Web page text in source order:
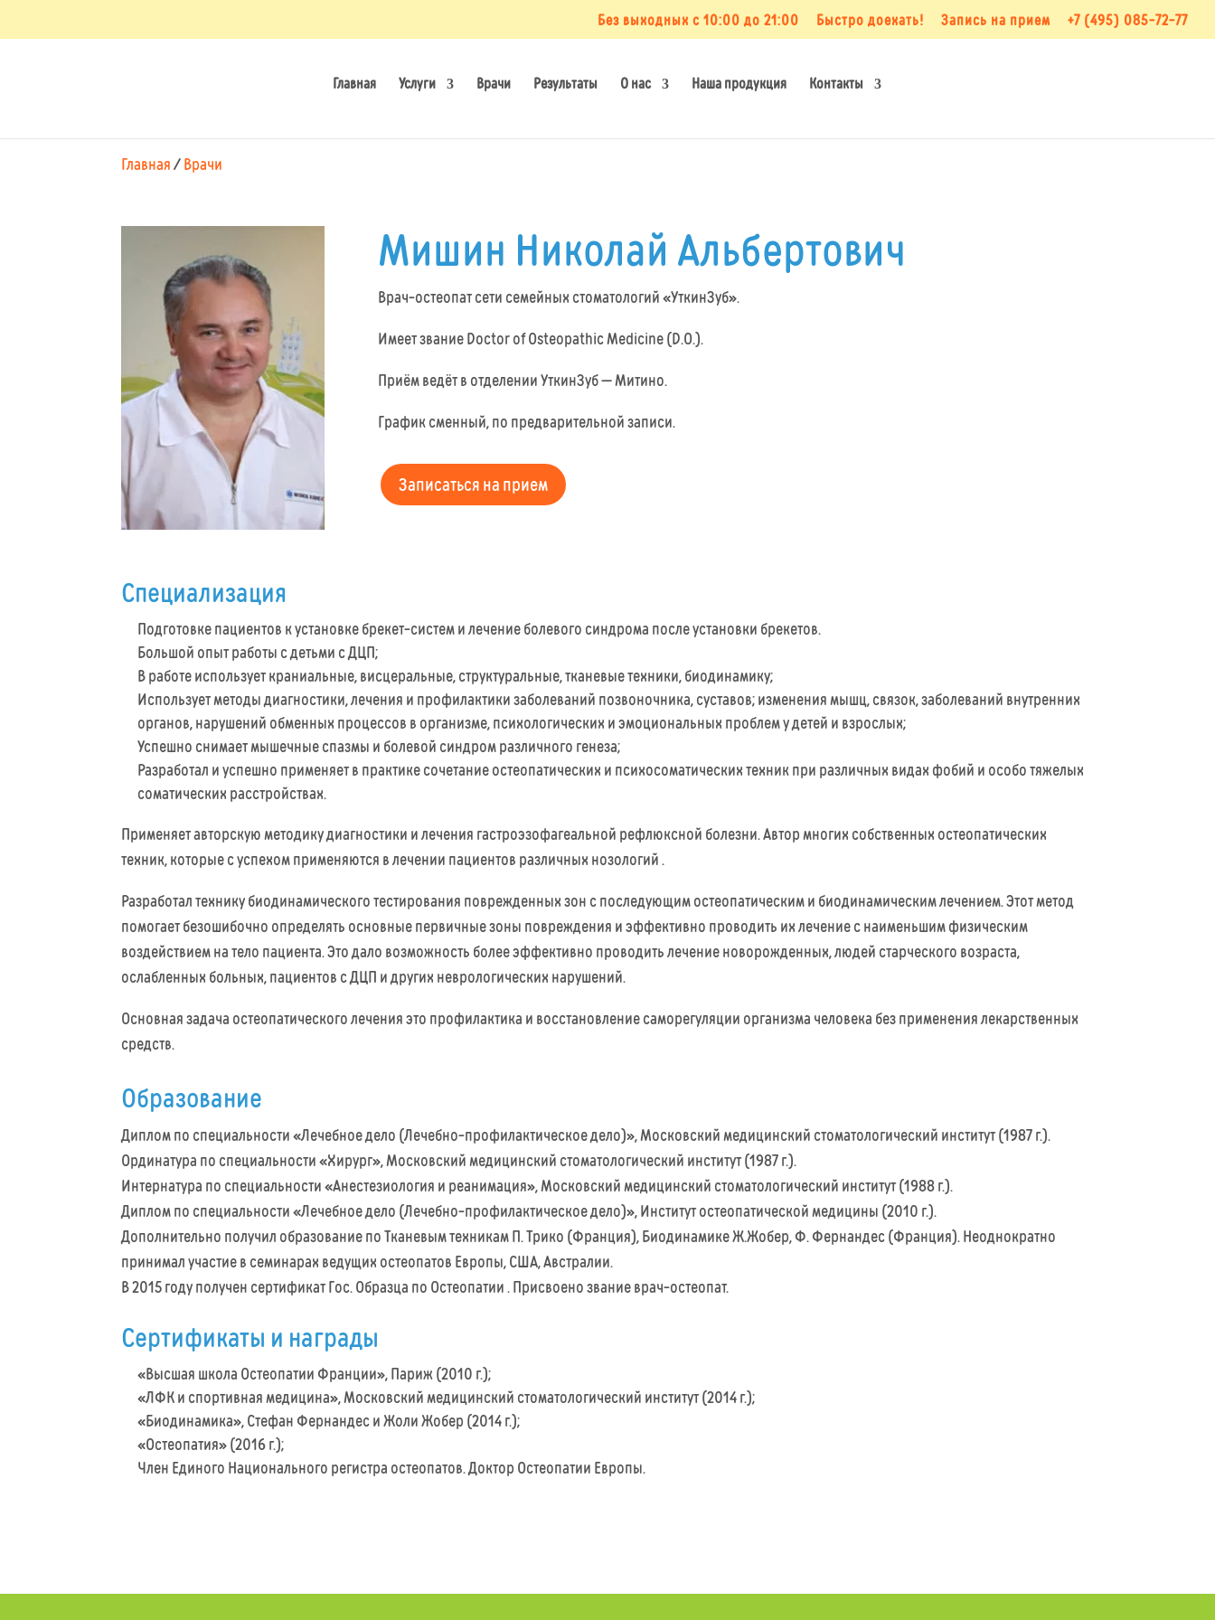
Без выходных с 10:00 до 21:00 Быстро доехать! Запись на прием +7 (495) 085-72-77
Главная Услуги Врачи Результаты О нас Наша продукция Контакты
Главная/Врачи
Мишин Николай Альбертович
Врач-остеопат сети семейных стоматологий «УткинЗуб».
Имеет звание Doctor of Osteopathic Medicine (D.O.).
Приём ведёт в отделении УткинЗуб — Митино.
График сменный, по предварительной записи.
Записаться на прием
Специализация
Подготовке пациентов к установке брекет-систем и лечение болевого синдрома после установки брекетов.
Большой опыт работы с детьми с ДЦП;
В работе использует краниальные, висцеральные, структуральные, тканевые техники, биодинамику;
Использует методы диагностики, лечения и профилактики заболеваний позвоночника, суставов; изменения мышц, связок, заболеваний внутренних
органов, нарушений обменных процессов в организме, психологических и эмоциональных проблем у детей и взрослых;
Успешно снимает мышечные спазмы и болевой синдром различного генеза;
Разработал и успешно применяет в практике сочетание остеопатических и психосоматических техник при различных видах фобий и особо тяжелых
соматических расстройствах.
Применяет авторскую методику диагностики и лечения гастроэзофагеальной рефлюксной болезни. Автор многих собственных остеопатических
техник, которые с успехом применяются в лечении пациентов различных нозологий .
Разработал технику биодинамического тестирования поврежденных зон с последующим остеопатическим и биодинамическим лечением. Этот метод
помогает безошибочно определять основные первичные зоны повреждения и эффективно проводить их лечение с наименьшим физическим
воздействием на тело пациента. Это дало возможность более эффективно проводить лечение новорожденных, людей старческого возраста,
ослабленных больных, пациентов с ДЦП и других неврологических нарушений.
Основная задача остеопатического лечения это профилактика и восстановление саморегуляции организма человека без применения лекарственных
средств.
Образование
Диплом по специальности «Лечебное дело (Лечебно-профилактическое дело)», Московский медицинский стоматологический институт (1987 г.).
Ординатура по специальности «Хирург», Московский медицинский стоматологический институт (1987 г.).
Интернатура по специальности «Анестезиология и реанимация», Московский медицинский стоматологический институт (1988 г.).
Диплом по специальности «Лечебное дело (Лечебно-профилактическое дело)», Институт остеопатической медицины (2010 г.).
Дополнительно получил образование по Тканевым техникам П. Трико (Франция), Биодинамике Ж.Жобер, Ф. Фернандес (Франция). Неоднократно
принимал участие в семинарах ведущих остеопатов Европы, США, Австралии.
В 2015 году получен сертификат Гос. Образца по Остеопатии . Присвоено звание врач-остеопат.
Сертификаты и награды
«Высшая школа Остеопатии Франции», Париж (2010 г.);
«ЛФК и спортивная медицина», Московский медицинский стоматологический институт (2014 г.);
«Биодинамика», Стефан Фернандес и Жоли Жобер (2014 г.);
«Остеопатия» (2016 г.);
Член Единого Национального регистра остеопатов. Доктор Остеопатии Европы.